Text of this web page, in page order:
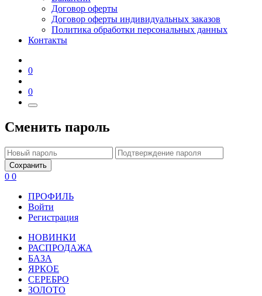
Договор оферты
Договор оферты индивидуальных заказов
Политика обработки персональных данных
Контакты
0
0
Сменить пароль
Сохранить
0 0
ПРОФИЛЬ
Войти
Регистрация
НОВИНКИ
РАСПРОДАЖА
БАЗА
ЯРКОЕ
СЕРЕБРО
ЗОЛОТО